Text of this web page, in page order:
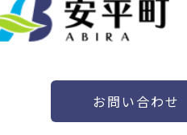
お問い合わせ